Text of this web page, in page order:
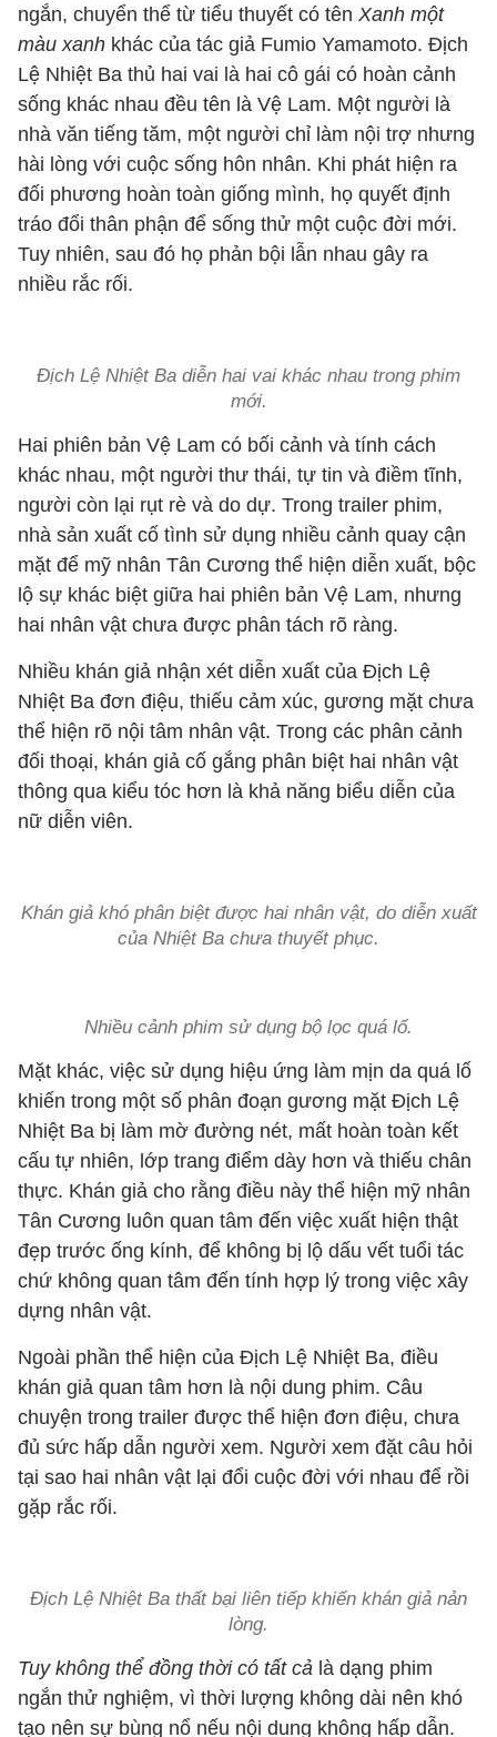
ngắn, chuyển thể từ tiểu thuyết có tên Xanh một
màu xanh khác của tác giả Fumio Yamamoto. Địch
Lệ Nhiệt Ba thủ hai vai là hai cô gái có hoàn cảnh
sống khác nhau đều tên là Vệ Lam. Một người là
nhà văn tiếng tăm, một người chỉ làm nội trợ nhưng
hài lòng với cuộc sống hôn nhân. Khi phát hiện ra
đối phương hoàn toàn giống mình, họ quyết định
tráo đổi thân phận để sống thử một cuộc đời mới.
Tuy nhiên, sau đó họ phản bội lẫn nhau gây ra
nhiều rắc rối.
Địch Lệ Nhiệt Ba diễn hai vai khác nhau trong phim
mới.
Hai phiên bản Vệ Lam có bối cảnh và tính cách
khác nhau, một người thư thái, tự tin và điềm tĩnh,
người còn lại rụt rè và do dự. Trong trailer phim,
nhà sản xuất cố tình sử dụng nhiều cảnh quay cận
mặt để mỹ nhân Tân Cương thể hiện diễn xuất, bộc
lộ sự khác biệt giữa hai phiên bản Vệ Lam, nhưng
hai nhân vật chưa được phân tách rõ ràng.
Nhiều khán giả nhận xét diễn xuất của Địch Lệ
Nhiệt Ba đơn điệu, thiếu cảm xúc, gương mặt chưa
thể hiện rõ nội tâm nhân vật. Trong các phân cảnh
đối thoại, khán giả cố gắng phân biệt hai nhân vật
thông qua kiểu tóc hơn là khả năng biểu diễn của
nữ diễn viên.
Khán giả khó phân biệt được hai nhân vật, do diễn xuất
của Nhiệt Ba chưa thuyết phục.
Nhiều cảnh phim sử dụng bộ lọc quá lố.
Mặt khác, việc sử dụng hiệu ứng làm mịn da quá lố
khiến trong một số phân đoạn gương mặt Địch Lệ
Nhiệt Ba bị làm mờ đường nét, mất hoàn toàn kết
cấu tự nhiên, lớp trang điểm dày hơn và thiếu chân
thực. Khán giả cho rằng điều này thể hiện mỹ nhân
Tân Cương luôn quan tâm đến việc xuất hiện thật
đẹp trước ống kính, để không bị lộ dấu vết tuổi tác
chứ không quan tâm đến tính hợp lý trong việc xây
dựng nhân vật.
Ngoài phần thể hiện của Địch Lệ Nhiệt Ba, điều
khán giả quan tâm hơn là nội dung phim. Câu
chuyện trong trailer được thể hiện đơn điệu, chưa
đủ sức hấp dẫn người xem. Người xem đặt câu hỏi
tại sao hai nhân vật lại đổi cuộc đời với nhau để rồi
gặp rắc rối.
Địch Lệ Nhiệt Ba thất bại liên tiếp khiến khán giả nản
lòng.
Tuy không thể đồng thời có tất cả là dạng phim
ngắn thử nghiệm, vì thời lượng không dài nên khó
tạo nên sự bùng nổ nếu nội dung không hấp dẫn.